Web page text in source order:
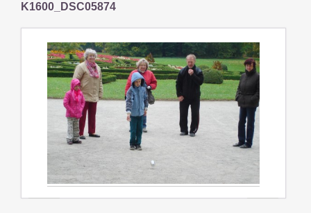
K1600_DSC05874